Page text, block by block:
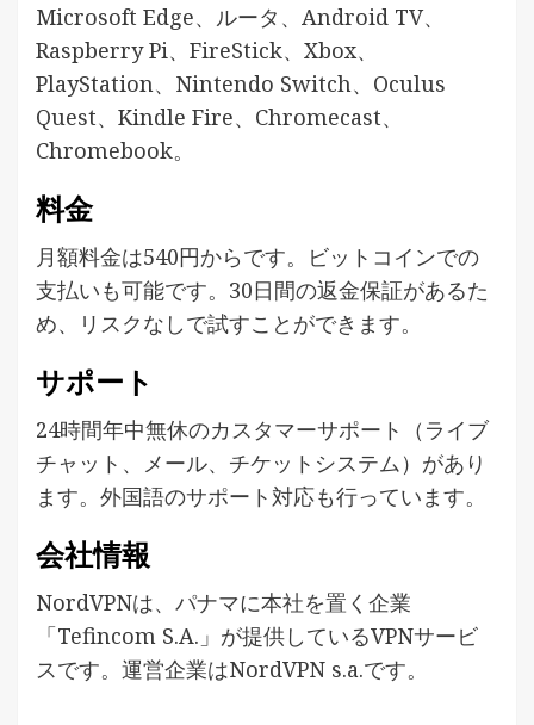
Microsoft Edge、ルータ、Android TV、
Raspberry Pi、FireStick、Xbox、
PlayStation、Nintendo Switch、Oculus
Quest、Kindle Fire、Chromecast、
Chromebook。
料金
月額料金は540円からです。ビットコインでの
支払いも可能です。30日間の返金保証があるた
め、リスクなしで試すことができます。
サポート
24時間年中無休のカスタマーサポート（ライブ
チャット、メール、チケットシステム）があり
ます。外国語のサポート対応も行っています。
会社情報
NordVPNは、パナマに本社を置く企業
「Tefincom S.A.」が提供しているVPNサービ
スです。運営企業はNordVPN s.a.です。